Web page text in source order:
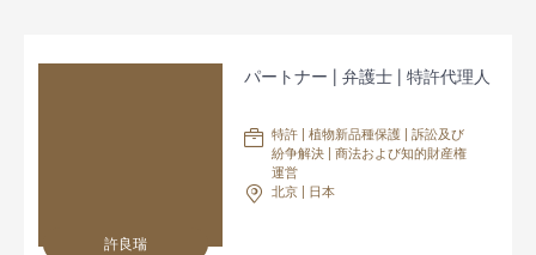
許良瑞
パートナー | 弁護士 | 特許代理人
特許 | 植物新品種保護 | 訴訟及び
紛争解決 | 商法および知的財産権
運営
北京 | 日本